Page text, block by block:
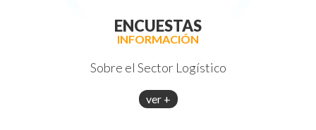
ENCUESTAS
INFORMACIÓN
Sobre el Sector Logístico
ver +